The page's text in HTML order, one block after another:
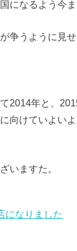
になるよう今ま
争うように見
2014年と、
向けていよい
いますた。
になりました